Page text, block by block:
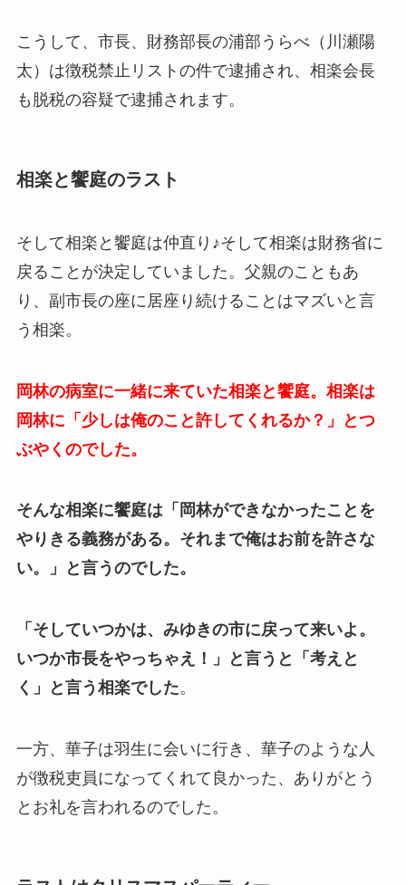
こうして、市長、財務部長の浦部うらべ（川瀬陽
太）は徴税禁止リストの件で逮捕され、相楽会長
も脱税の容疑で逮捕されます。
相楽と饗庭のラスト
そして相楽と饗庭は仲直り♪そして相楽は財務省に
戻ることが決定していました。父親のこともあ
り、副市長の座に居座り続けることはマズいと言
う相楽。
岡林の病室に一緒に来ていた相楽と饗庭。相楽は
岡林に「少しは俺のこと許してくれるか？」とつ
ぶやくのでした。
そんな相楽に饗庭は「岡林ができなかったことを
やりきる義務がある。それまで俺はお前を許さな
い。」と言うのでした。
「そしていつかは、みゆきの市に戻って来いよ。
いつか市長をやっちゃえ！」と言うと「考えと
く」と言う相楽でした。
一方、華子は羽生に会いに行き、華子のような人
が徴税吏員になってくれて良かった、ありがとう
とお礼を言われるのでした。